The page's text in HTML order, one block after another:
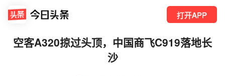
打开APP
空客A320掠过头顶，中国商飞C919落地长
沙